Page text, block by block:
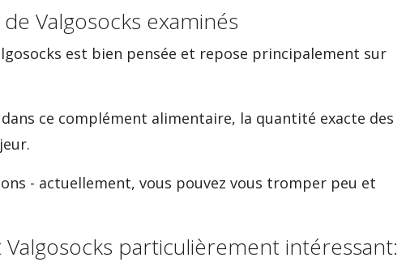
Valgosocks examinés
est bien pensée et repose principalement sur
ce complément alimentaire, la quantité exacte des
- actuellement, vous pouvez vous tromper peu et
particulièrement intéressant: